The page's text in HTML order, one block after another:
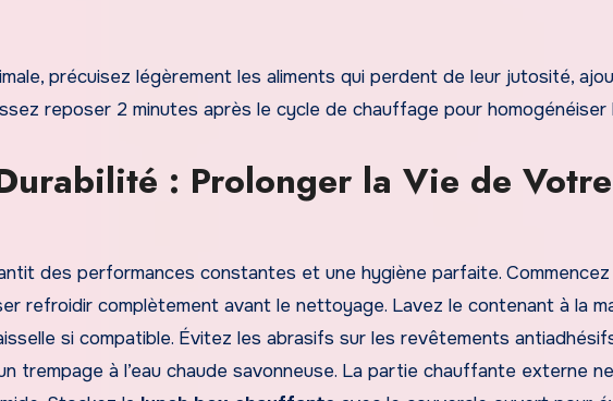
précuisez légèrement les aliments qui perdent de leur jutosité,
reposer 2 minutes après le cycle de chauffage pour homogénéiser
: Prolonger la Vie de Votre
des performances constantes et une hygiène parfaite.
refroidir complètement avant le nettoyage. Lavez le contenant à la
si compatible. Évitez les abrasifs sur les revêtements
trempage à l’eau chaude savonneuse. La partie chauffante externe